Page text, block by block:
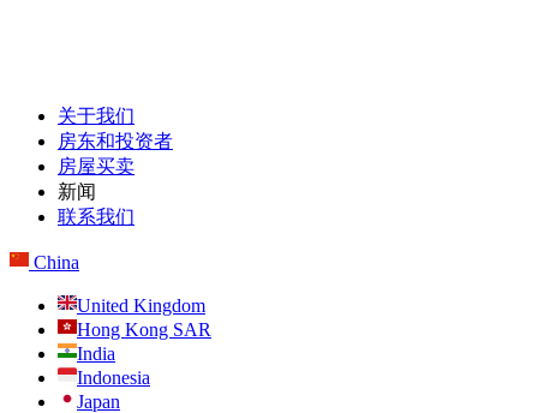
关于我们
房东和投资者
房屋买卖
新闻
联系我们
China
United Kingdom
Hong Kong SAR
India
Indonesia
Japan